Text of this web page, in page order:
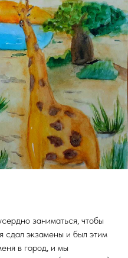
заниматься, чтобы
сдал экзамены и был этим
в город, и мы